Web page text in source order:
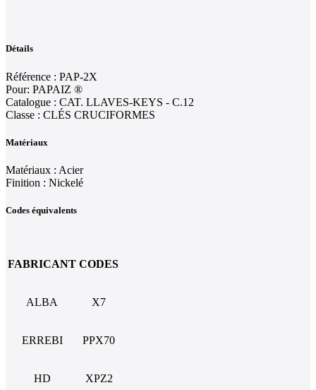
Détails
Référence : PAP-2X
Pour: PAPAIZ ®
Catalogue : CAT. LLAVES-KEYS - C.12
Classe : CLÉS CRUCIFORMES
Matériaux
Matériaux : Acier
Finition : Nickelé
Codes équivalents
FABRICANT CODES
ALBA X7
ERREBI PPX70
HD XPZ2